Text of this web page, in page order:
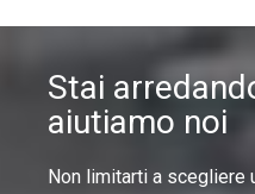
Stai
aiutiamo noi
Non limitarti a scegliere